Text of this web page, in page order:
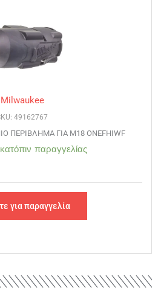
Milwaukee
49162767
ΠΕΡΙΒΛΗΜΑ ΓΙΑ M18 ONEFHIWF
παραγγελίας
για παραγγελία